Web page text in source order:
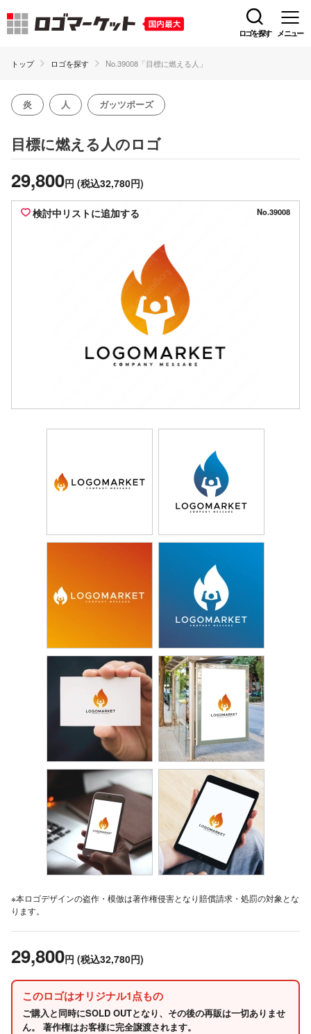
ロゴを探す メニュー
トップ ロゴを探す No.39008「目標に燃える人」
炎 人 ガッツポーズ
目標に燃える人のロゴ
29,800円 (税込32,780円)
検討中リストに追加する No.39008
※本ロゴデザインの盗作・模倣は著作権侵害となり賠償請求・処罰の対象とな
ります。
29,800円 (税込32,780円)
このロゴはオリジナル1点もの
ご購入と同時にSOLD OUTとなり、その後の再販は一切ありませ
ん。 著作権はお客様に完全譲渡されます。